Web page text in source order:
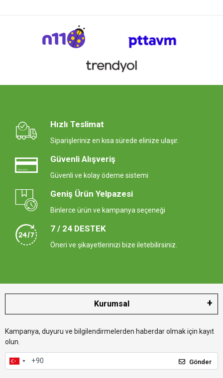
Hızlı Teslimat
Siparişleriniz en kısa sürede elinize ulaşır.
Güvenli Alışveriş
Güvenli ve kolay ödeme sistemi
Geniş Ürün Yelpazesi
Binlerce ürün ve kampanya seçeneği
7 / 24 DESTEK
Öneri ve şikayetlerinizi bize iletebilirsiniz.
Kurumsal
Kampanya, duyuru ve bilgilendirmelerden haberdar olmak için kayıt
olun.
Gönder